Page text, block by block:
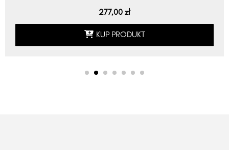
277,00zł
KUP PRODUKT